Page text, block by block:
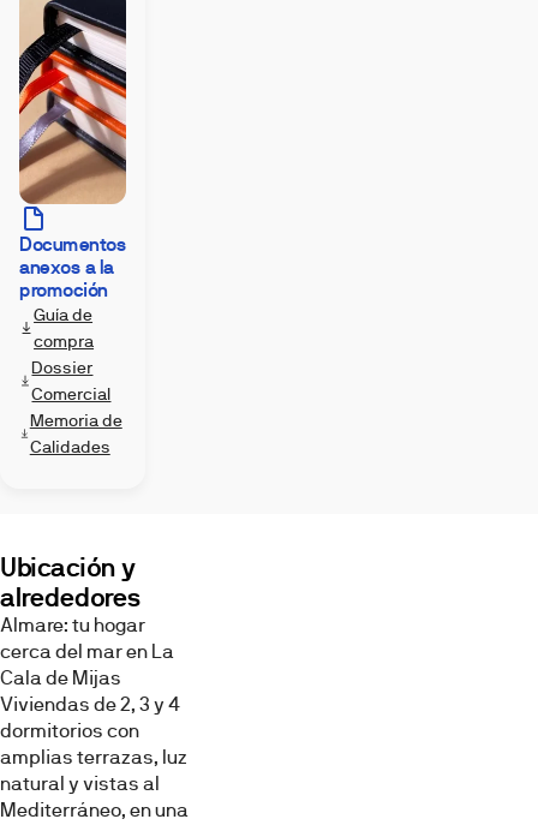
Documentos
anexos a la
promoción
Guía de
compra
Dossier
Comercial
Memoria de
Calidades
Ubicación y
alrededores
Almare: tu hogar
cerca del mar en La
Cala de Mijas
Viviendas de 2, 3 y 4
dormitorios con
amplias terrazas, luz
natural y vistas al
Mediterráneo, en una
Imágenes
Exterior Piscina
Cocina Salón